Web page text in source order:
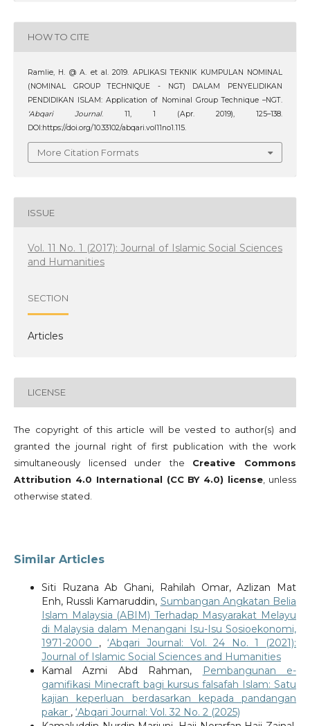
HOW TO CITE
Ramlie, H. @ A. et al. 2019. APLIKASI TEKNIK KUMPULAN NOMINAL
(NOMINAL GROUP TECHNIQUE - NGT) DALAM PENYELIDIKAN
PENDIDIKAN ISLAM: Application of Nominal Group Technique –NGT.
‘Abqari Journal. 11, 1 (Apr. 2019), 125–138.
DOI:https://doi.org/10.33102/abqari.vol11no1.115.
More Citation Formats
ISSUE
Vol. 11 No. 1 (2017): Journal of Islamic Social Sciences
and Humanities
SECTION
Articles
LICENSE
The copyright of this article will be vested to author(s) and
granted the journal right of first publication with the work
simultaneously licensed under the Creative Commons
Attribution 4.0 International (CC BY 4.0) license , unless
otherwise stated.
Similar Articles
Siti Ruzana Ab Ghani, Rahilah Omar, Azlizan Mat
Enh, Russli Kamaruddin, Sumbangan Angkatan Belia
Islam Malaysia (ABIM) Terhadap Masyarakat Melayu
di Malaysia dalam Menangani Isu-Isu Sosioekonomi,
1971-2000 ,‘Abqari Journal: Vol. 24 No. 1 (2021):
Journal of Islamic Social Sciences and Humanities
Kamal Azmi Abd Rahman,
Pembangunan e-
gamifikasi Minecraft bagi kursus falsafah Islam: Satu
kajian keperluan berdasarkan kepada pandangan
pakar , ‘Abqari Journal: Vol. 32 No. 2 (2025)